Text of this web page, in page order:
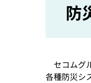
防
セコムグ
各種防災シ